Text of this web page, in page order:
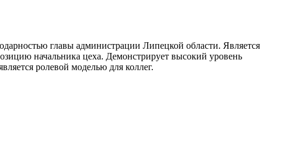
главы администрации Липецкой области. Является
начальника цеха. Демонстрирует высокий уровень
ролевой моделью для коллег.